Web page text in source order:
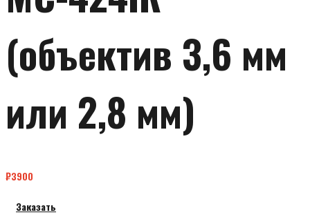
(объектив 3,6 мм
или 2,8 мм)
₽3900
Заказать